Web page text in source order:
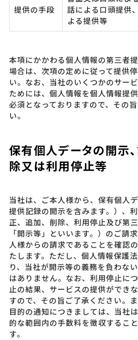
提供の手段
話による口頭提供
よる提供等
本項にかかわる個人情報の第三者
場合は、次項の定めに従って提供
い。なお、当社のいくつかのサー
ためには、個人情報を個人情報提
必須となっておりますので、その
い。
保有個人データの開示、
除又は利用停止等
当社は、ご本人様から、保有個人
提供記録の開示を含みます。）、
正、追加、削除、利用停止及び第
「開示等」といいます。）のご請
人様からの請求であることを確認
たします。ただし、個人情報保護
り、当社が開示等の義務を負わな
はありません。なお、利用停止に
止の結果、サービスの提供ができ
すので、その旨ご了承ください。
目的の通知につきましては、当社
的な範囲内の手数料を徴収するこ
す。